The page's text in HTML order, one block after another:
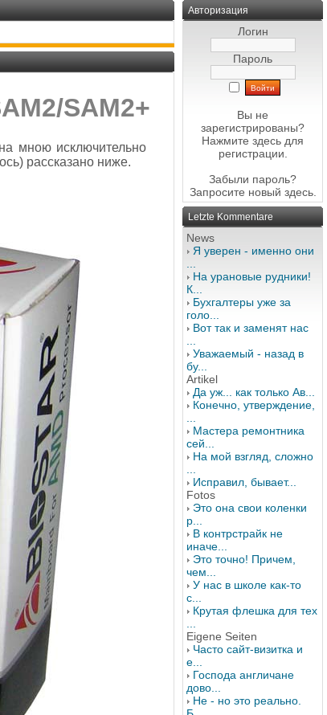
SAM2+
мною исключительно
рассказано ниже.
Авторизация
Логин
Пароль
Вы не
зарегистрированы?
Нажмите здесь для
регистрации.
Забыли пароль?
Запросите новый здесь.
Letzte Kommentare
News
Я уверен - именно они
На урановые рудники!
К...
Бухгалтеры уже за
голо...
Вот так и заменят нас
Уважаемый - назад в
бу...
Artikel
Да уж... как только Ав...
Конечно, утверждение,
Мастера ремонтника
сей...
На мой взгляд, сложно
Исправил, бывает...
Fotos
Это она свои коленки
р...
В контрстрайк не
иначе...
Это точно! Причем,
чем...
У нас в школе как-то
с...
Крутая флешка для тех
Eigene Seiten
Часто сайт-визитка и
е...
Господа англичане
дово...
Не - но это реально.